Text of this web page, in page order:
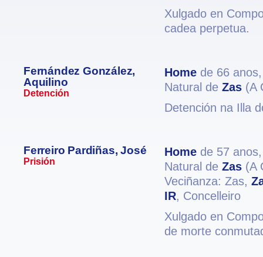
Xulgado en
cadea perpetua.
Fernández González,
Aquilino
Detención
Home de 66
Natural de Zas (A
Detención na Illa
Ferreiro Pardiñas, José
Prisión
Home de 57
Natural de Zas (A
Veciñanza: Zas,
IR, Concelleiro
Xulgado en
de morte